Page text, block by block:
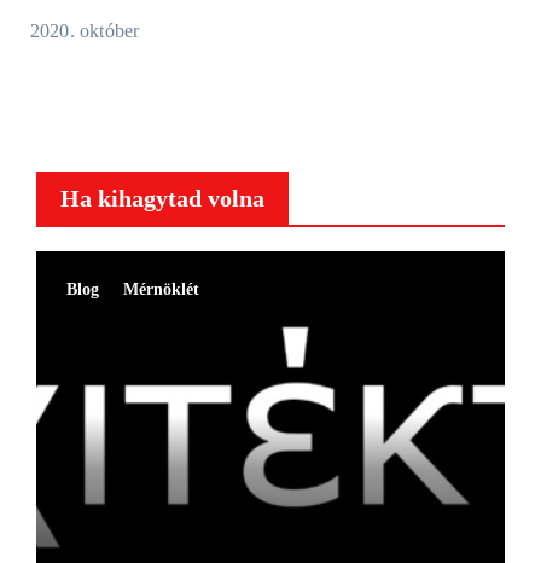
2020. október
Ha kihagytad volna
Blog Mérnöklét